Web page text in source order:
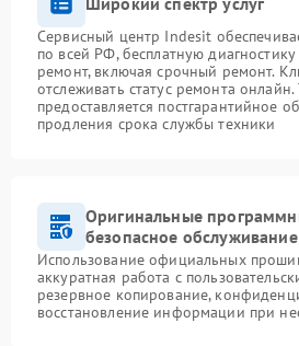
Сервисный центр Indesit
по всей РФ, бесплатную
ремонт, включая срочный ремонт.
отслеживать статус ремонта онлайн.
предоставляется постгарантийное
продления срока службы техники
Оригинальные
безопасное
Использование официальных
аккуратная работа с
резервное копирование,
восстановление информации при